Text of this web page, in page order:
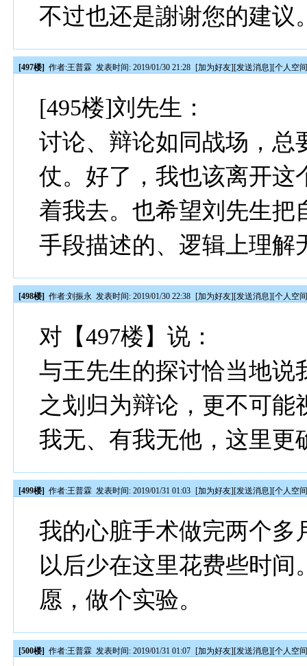
不过也还是謝谢您的建议
[497楼] 作者:王普霖 发表时间: 2019/01/30 21:28 [加为好友][发送消息][个人空
[495楼]刘先生：
讨论、辩论如同战场，总
仗。好了，我也该离开这
着我去。也希望刘先生把
手段描述的、逻辑上理解
[498楼] 作者:刘振永 发表时间: 2019/01/30 22:38 [加为好友][发送消息][个人空
对【497楼】说：
与王先生的探讨恰当地说
之划归为辩论，更不可
我无、有我无他，这里更
[499楼] 作者:王普霖 发表时间: 2019/01/31 01:03 [加为好友][发送消息][个人空
我的心脏手术做完两个多
以后少在这里花费些时
愿，做个实验。
[500楼] 作者:王普霖 发表时间: 2019/01/31 01:07 [加为好友][发送消息][个人空